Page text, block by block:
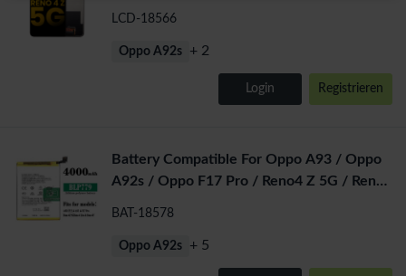
LCD-18566
Oppo A92s + 2
Login Registrieren
Battery Compatible For Oppo A93 / Oppo
A92s / Oppo F17 Pro / Reno4 Z 5G / Reno4
BAT-18578
Oppo A92s + 5